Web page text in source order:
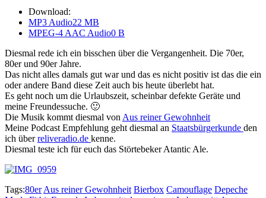
Download:
MP3 Audio22 MB
MPEG-4 AAC Audio0 B
Diesmal rede ich ein bisschen über die Vergangenheit. Die 70er,
80er und 90er Jahre.
Das nicht alles damals gut war und das es nicht positiv ist das die ein
oder andere Band diese Zeit auch bis heute überlebt hat.
Es geht noch um die Urlaubszeit, scheinbar defekte Geräte und
meine Freundessuche. 🙂
Die Musik kommt diesmal von Aus reiner Gewohnheit
Meine Podcast Empfehlung geht diesmal an Staatsbürgerkunde den
ich überreliveradio.de kenne.
Diesmal teste ich für euch das Störtebeker Atantic Ale.
Tags:80er Aus reiner Gewohnheit Bierbox Camouflage Depeche